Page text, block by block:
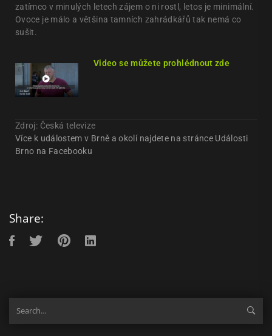
zatímco v minulých letech zájem o ni rostl, letos je minimální.
Ovoce je málo a většina tamních zahrádkářů tak nemá co
sušit.
Video se můžete prohlédnout zde
Zdroj: Česká televize
Více k událostem v Brně a okolí najdete na stránce Události
Brno na Facebooku
Share: